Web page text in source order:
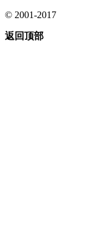
© 2001-2017
返回顶部